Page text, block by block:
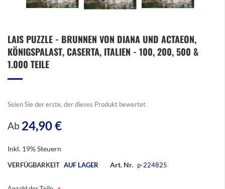
Anfang
der
Bildergalerie
LAIS PUZZLE - BRUNNEN VON DIANA UND ACTAEON,
KÖNIGSPALAST, CASERTA, ITALIEN - 100, 200, 500 &
1.000 TEILE
Seien Sie der erste, der dieses Produkt bewertet
Ab 24,90 €
Inkl. 19% Steuern
VERFÜGBARKEIT AUF LAGER Art. Nr. p-224825